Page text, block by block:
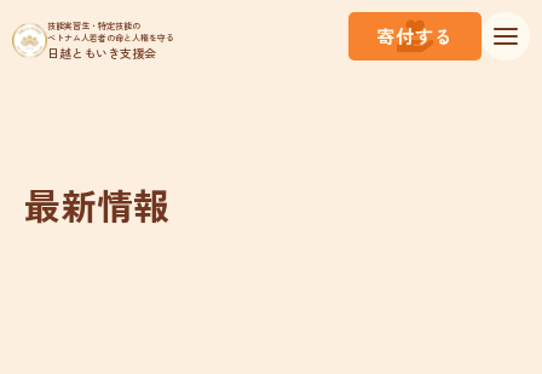
技能実習生・特定技能の
ベトナム人若者の命と人権を守る
日越ともいき支援会
寄付する
最新情報